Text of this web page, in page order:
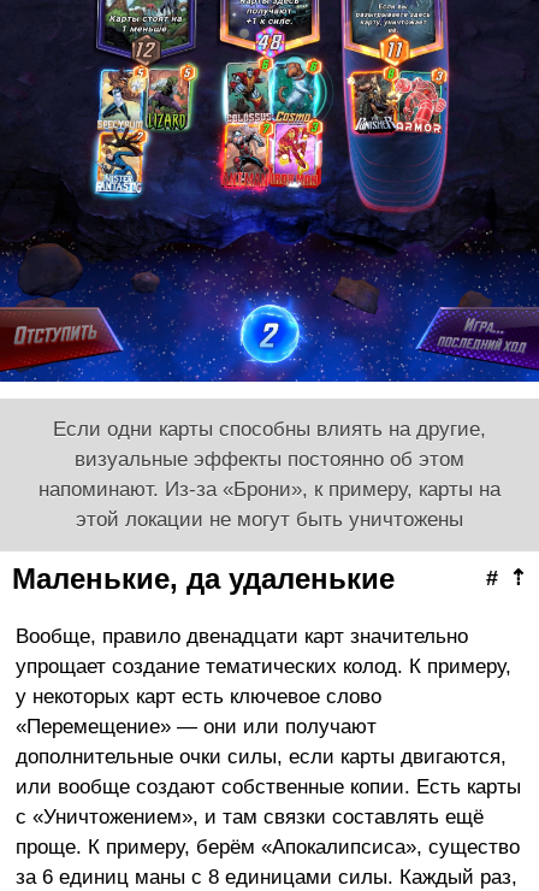
Если одни карты способны влиять на другие,
визуальные эффекты постоянно об этом
напоминают. Из-за «Брони», к примеру, карты на
этой локации не могут быть уничтожены
⇡
#
Маленькие, да удаленькие
Вообще, правило двенадцати карт значительно
упрощает создание тематических колод. К примеру,
у некоторых карт есть ключевое слово
«Перемещение» — они или получают
дополнительные очки силы, если карты двигаются,
или вообще создают собственные копии. Есть карты
с «Уничтожением», и там связки составлять ещё
проще. К примеру, берём «Апокалипсиса», существо
за 6 единиц маны с 8 единицами силы. Каждый раз,